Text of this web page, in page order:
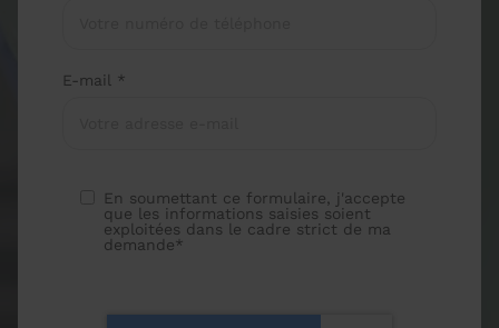
E-mail *
En soumettant ce formulaire, j'accepte
que les informations saisies soient
exploitées dans le cadre strict de ma
demande*